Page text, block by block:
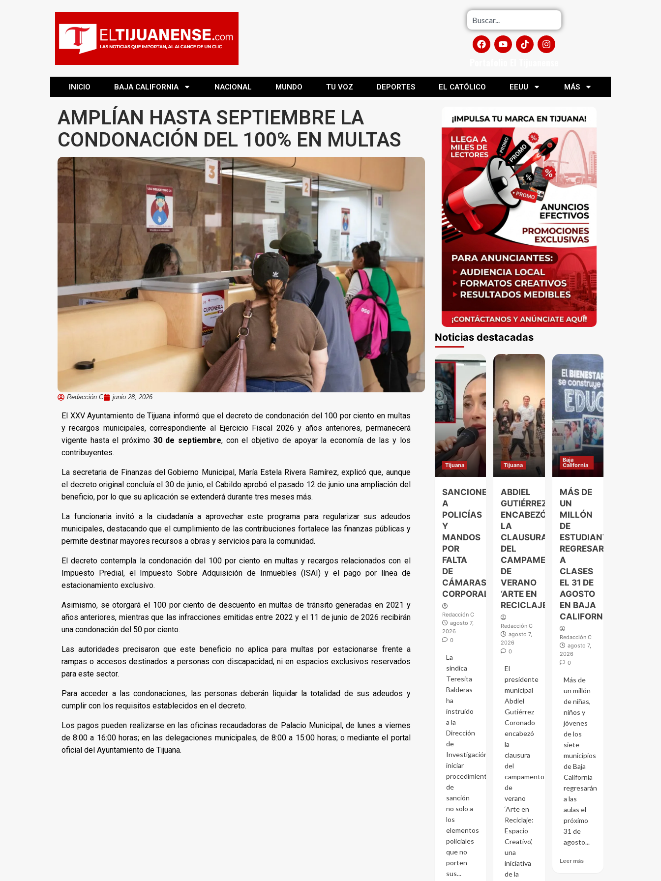
INICIO BAJA CALIFORNIA NACIONAL MUNDO TU VOZ DEPORTES EL CATÓLICO EEUU MÁS
AMPLÍAN HASTA SEPTIEMBRE LA
CONDONACIÓN DEL 100% EN MULTAS
Redacción C junio 28, 2026
El XXV Ayuntamiento de Tijuana informó que el decreto de condonación del 100 por ciento en multas
y recargos municipales, correspondiente al Ejercicio Fiscal 2026 y años anteriores, permanecerá
vigente hasta el próximo 30 de septiembre, con el objetivo de apoyar la economía de las y los
contribuyentes.
La secretaria de Finanzas del Gobierno Municipal, María Estela Rivera Ramírez, explicó que, aunque
el decreto original concluía el 30 de junio, el Cabildo aprobó el pasado 12 de junio una ampliación del
beneficio, por lo que su aplicación se extenderá durante tres meses más.
La funcionaria invitó a la ciudadanía a aprovechar este programa para regularizar sus adeudos
municipales, destacando que el cumplimiento de las contribuciones fortalece las finanzas públicas y
permite destinar mayores recursos a obras y servicios para la comunidad.
El decreto contempla la condonación del 100 por ciento en multas y recargos relacionados con el
Impuesto Predial, el Impuesto Sobre Adquisición de Inmuebles (ISAI) y el pago por línea de
estacionamiento exclusivo.
Asimismo, se otorgará el 100 por ciento de descuento en multas de tránsito generadas en 2021 y
años anteriores, mientras que las infracciones emitidas entre 2022 y el 11 de junio de 2026 recibirán
una condonación del 50 por ciento.
Las autoridades precisaron que este beneficio no aplica para multas por estacionarse frente a
rampas o accesos destinados a personas con discapacidad, ni en espacios exclusivos reservados
para este sector.
Para acceder a las condonaciones, las personas deberán liquidar la totalidad de sus adeudos y
cumplir con los requisitos establecidos en el decreto.
Los pagos pueden realizarse en las oficinas recaudadoras de Palacio Municipal, de lunes a viernes
de 8:00 a 16:00 horas; en las delegaciones municipales, de 8:00 a 15:00 horas; o mediante el portal
oficial del Ayuntamiento de Tijuana.
Noticias destacadas
Tijuana
SANCIONES
A
POLICÍAS
Y
MANDOS
POR
FALTA
DE
CÁMARAS
CORPORALES
Redacción C
agosto 7,
2026
0
La
síndica
Teresita
Balderas
ha
instruido
a la
Dirección
de
Investigación
iniciar
procedimientos
de
sanción
no solo a
los
elementos
policiales
que no
porten
sus...
Tijuana
ABDIEL
GUTIÉRREZ
ENCABEZÓ
LA
CLAUSURA
DEL
CAMPAMENTO
DE
VERANO
‘ARTE EN
RECICLAJE’
Redacción C
agosto 7,
2026
0
El
presidente
municipal
Abdiel
Gutiérrez
Coronado
encabezó
la
clausura
del
campamento
de
verano
‘Arte en
Reciclaje:
Espacio
Creativo’,
una
iniciativa
de la
Baja
California
MÁS DE
UN
MILLÓN
DE
ESTUDIANTES
REGRESARÁN
A
CLASES
EL 31 DE
AGOSTO
EN BAJA
CALIFORNIA
Redacción C
agosto 7,
2026
0
Más de
un millón
de niñas,
niños y
jóvenes
de los
siete
municipios
de Baja
California
regresarán
a las
aulas el
próximo
31 de
agosto...
Leer más